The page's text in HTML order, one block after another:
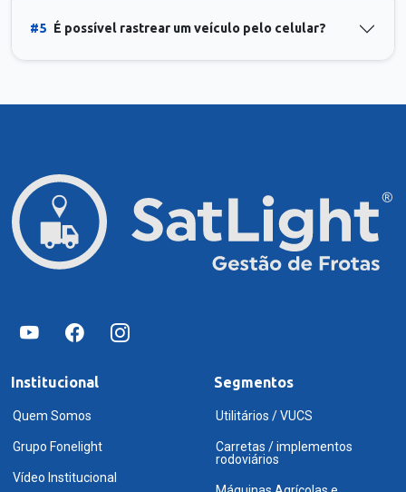
#5 É possível rastrear um veículo pelo celular?
Institucional
Quem Somos
Grupo Fonelight
Vídeo Institucional
Segmentos
Utilitários / VUCS
Carretas / implementos
rodoviários